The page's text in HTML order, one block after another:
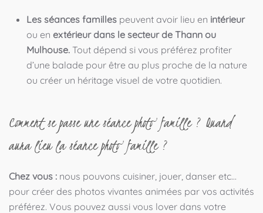
Les séances familles peuvent avoir lieu en intérieur
ou en extérieur dans le secteur de Thann ou
Mulhouse. Tout dépend si vous préférez profiter
d’une balade pour être au plus proche de la nature
ou créer un héritage visuel de votre quotidien.
Comment se passe une séance photo famille ? Quand
aura lieu la séance photo famille ?
Chez vous : nous pouvons cuisiner, jouer, danser etc…
pour créer des photos vivantes animées par vos activités
préférez. Vous pouvez aussi vous lover dans votre